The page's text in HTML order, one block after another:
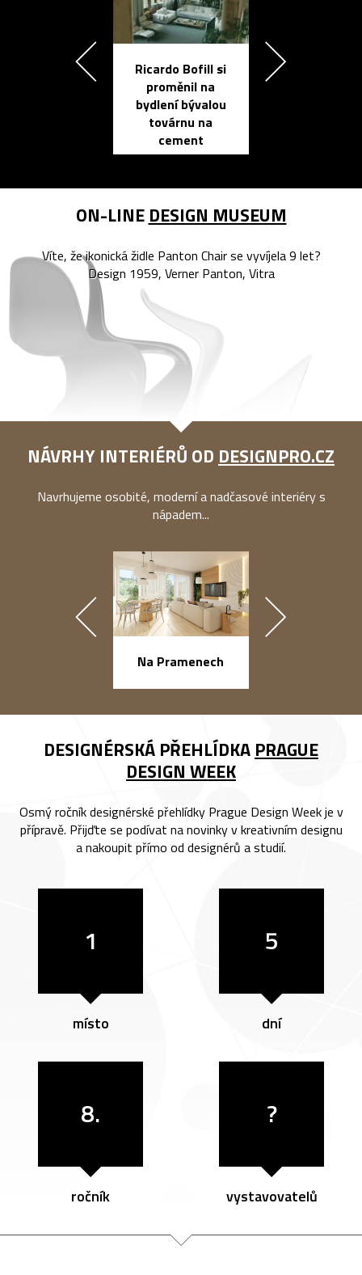
Ricardo Bofill si
proměnil na
bydlení bývalou
továrnu na
cement
ON-LINE DESIGN MUSEUM
Víte, že ikonická židle Panton Chair se vyvíjela 9 let?
Design 1959, Verner Panton, Vitra
NÁVRHY INTERIÉRŮ OD DESIGNPRO.CZ
Navrhujeme osobité, moderní a nadčasové interiéry s
nápadem...
Na Pramenech
DESIGNÉRSKÁ PŘEHLÍDKA PRAGUE
DESIGN WEEK
Osmý ročník designérské přehlídky Prague Design Week je v
přípravě. Přijďte se podívat na novinky v kreativním designu
a nakoupit přímo od designérů a studií.
1
místo
5
dní
8.
ročník
?
vystavovatelů